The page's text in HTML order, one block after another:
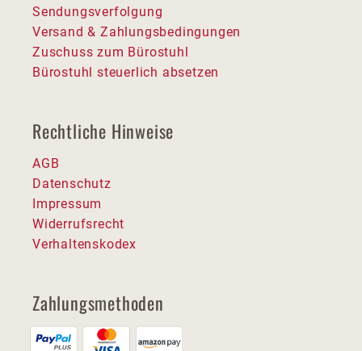
Sendungsverfolgung
Versand & Zahlungsbedingungen
Zuschuss zum Bürostuhl
Bürostuhl steuerlich absetzen
Rechtliche Hinweise
AGB
Datenschutz
Impressum
Widerrufsrecht
Verhaltenskodex
Zahlungsmethoden